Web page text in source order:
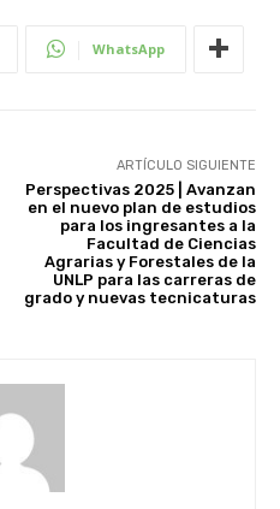
WhatsApp
ARTÍCULO SIGUIENTE
Perspectivas 2025 | Avanzan
en el nuevo plan de estudios
para los ingresantes a la
Facultad de Ciencias
Agrarias y Forestales de la
UNLP para las carreras de
grado y nuevas tecnicaturas